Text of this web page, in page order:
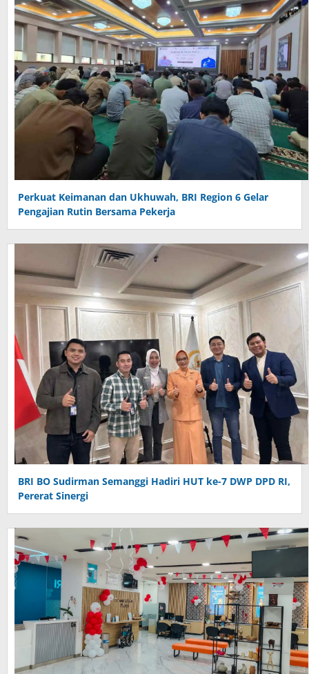
Perkuat Keimanan dan Ukhuwah, BRI Region 6 Gelar
Pengajian Rutin Bersama Pekerja
BRI BO Sudirman Semanggi Hadiri HUT ke-7 DWP DPD RI,
Pererat Sinergi